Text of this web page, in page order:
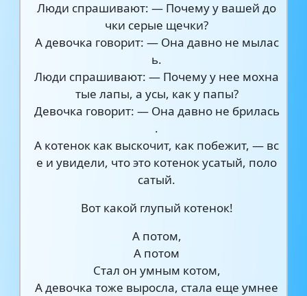
Люди спрашивают: — Почему у вашей до
чки серые щечки?
А девочка говорит: — Она давно не мылас
ь.
Люди спрашивают: — Почему у нее мохна
тые лапы, а усы, как у папы?
Девочка говорит: — Она давно не брилась
.
А котенок как выскочит, как побежит, — вс
е и увидели, что это котенок усатый, поло
сатый.
Вот какой глупый котенок!
А потом,
А потом
Стал он умным котом,
А девочка тоже выросла, стала еще умнее